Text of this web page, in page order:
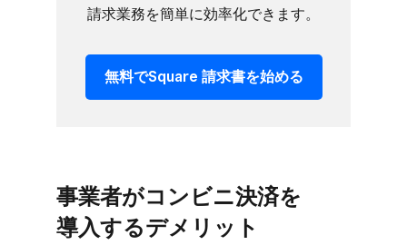
請求業務を​簡単に​効率化できます。
無料で​Square 請求書を​始める
事業者が​コンビニ決済を​​
導入する​​デメリット